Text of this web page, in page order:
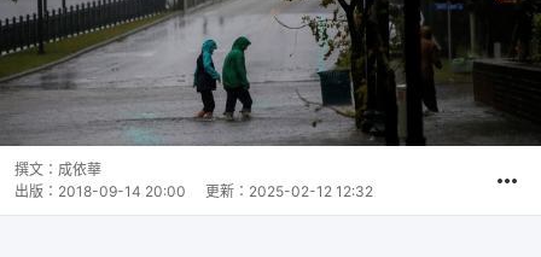
撰文： 成依華
出版： 2018-09-14 20:00 更新： 2025-02-12 12:32